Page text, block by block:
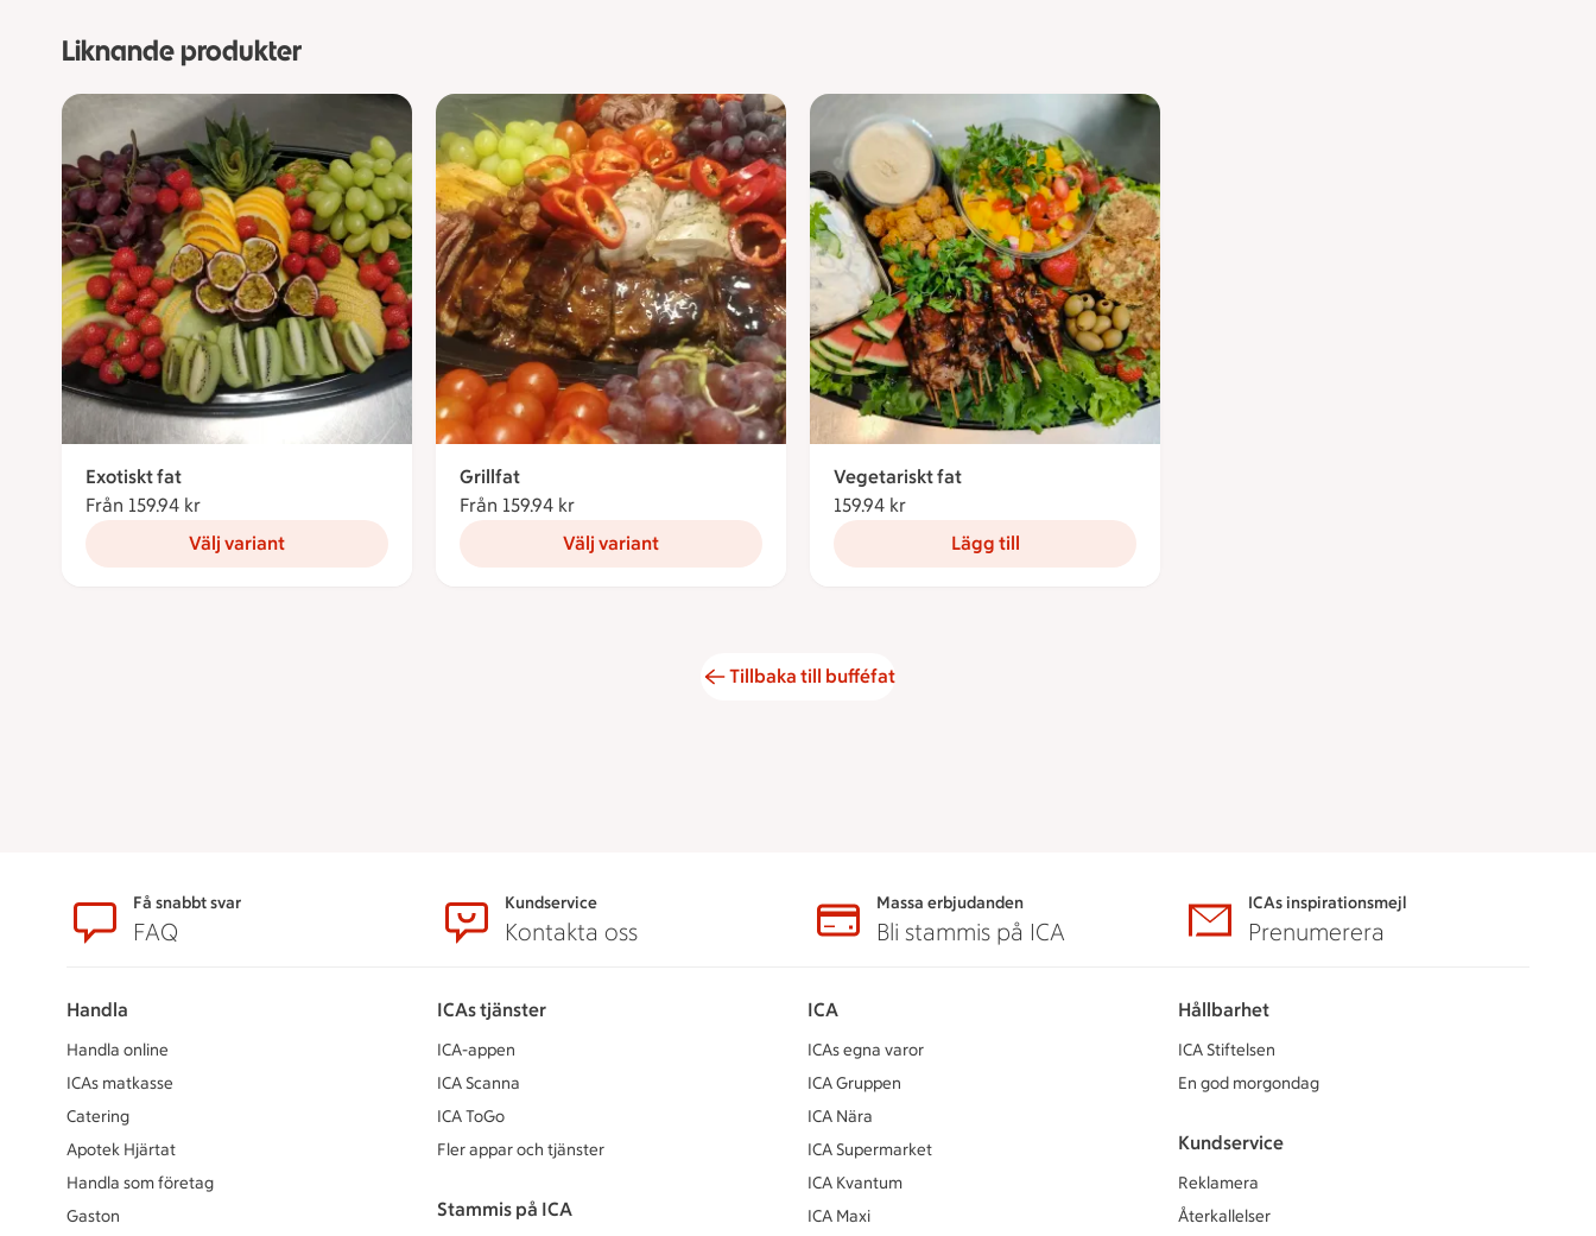
Liknande produkter
Exotiskt fat
Från 159.94 kr
Välj variant
Grillfat
Från 159.94 kr
Välj variant
Vegetariskt fat
159.94 kr
Lägg till
Tillbaka till bufféfat
SidfotFå snabbt svar
FAQ
Kundservice
Kontakta oss
Massa erbjudanden
Bli stammis på ICA
ICAs inspirationsmejl
Prenumerera
Handla
Handla online
ICAs matkasse
Catering
Apotek Hjärtat
Handla som företag
Gaston
ICAs tjänster
ICA-appen
ICA Scanna
ICA ToGo
Fler appar och tjänster
Stammis på ICA
ICA
ICAs egna varor
ICA Gruppen
ICA Nära
ICA Supermarket
ICA Kvantum
ICA Maxi
Hållbarhet
ICA Stiftelsen
En god morgondag
Kundservice
Reklamera
Återkallelser